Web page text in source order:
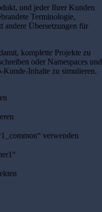
und jeder Ihrer Kunden
Terminologie,
andere Übersetzungen für
komplette Projekte zu
oder Namespaces und
Kunde-Inhalte zu simulieren.
verwenden